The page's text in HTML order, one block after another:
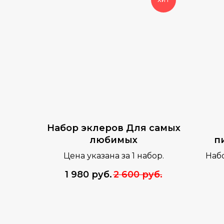
Набор эклеров Для самых
любимых
Цена указана за 1 набор.
1 980 руб.2 600 руб.